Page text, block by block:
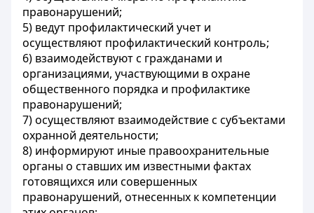
правонарушений;
5) ведут профилактический учет и
осуществляют профилактический контроль;
6) взаимодействуют с гражданами и
организациями, участвующими в охране
общественного порядка и профилактике
правонарушений;
7) осуществляют взаимодействие с субъектами
охранной деятельности;
8) информируют иные правоохранительные
органы о ставших им известными фактах
готовящихся или совершенных
правонарушений, отнесенных к компетенции